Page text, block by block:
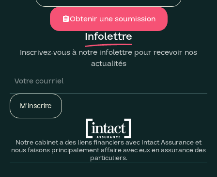
assignmentObtenir une soumission
Infolettre
Inscrivez-vous à notre infolettre pour recevoir nos
actualités
Notre cabinet a des liens financiers avec Intact Assurance et
nous faisons principalement affaire avec eux en assurance des
particuliers.